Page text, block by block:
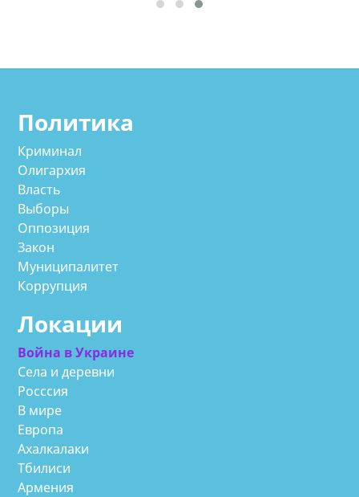
Политика
Криминал
Олигархия
Власть
Выборы
Оппозиция
Закон
Муниципалитет
Коррупция
Локации
Война в Украине
Села и деревни
Росссия
В мире
Европа
Ахалкалаки
Тбилиси
Армения